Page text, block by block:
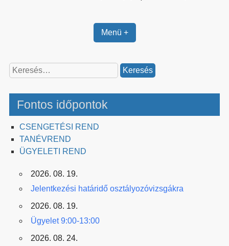
Menü +
Keresés:
Fontos időpontok
CSENGETÉSI REND
TANÉVREND
ÜGYELETI REND
2026. 08. 19.
Jelentkezési határidő osztályozóvizsgákra
2026. 08. 19.
Ügyelet 9:00-13:00
2026. 08. 24.